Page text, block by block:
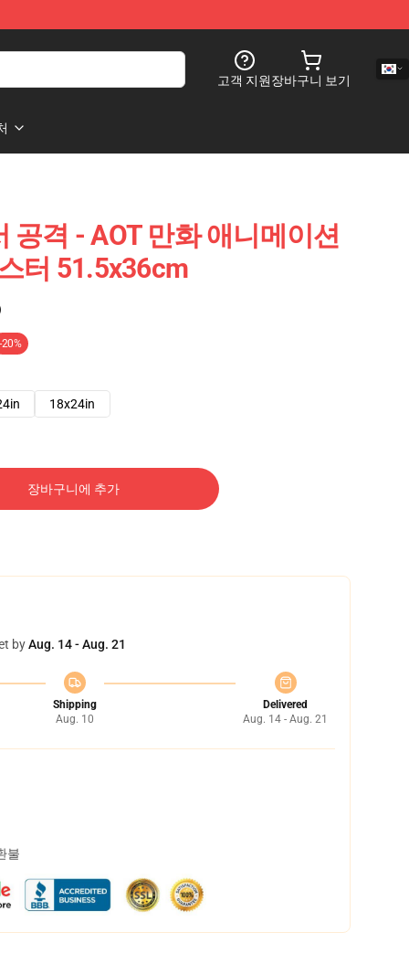
고객 지원장바구니 보기
공격 - AOT 만화 애니메이션
터 51.5x36cm
-20%
18x24in
장바구니에 추가
byAug. 14 - Aug. 21
Shipping
Aug. 10
Delivered
Aug. 14 - Aug. 21
불